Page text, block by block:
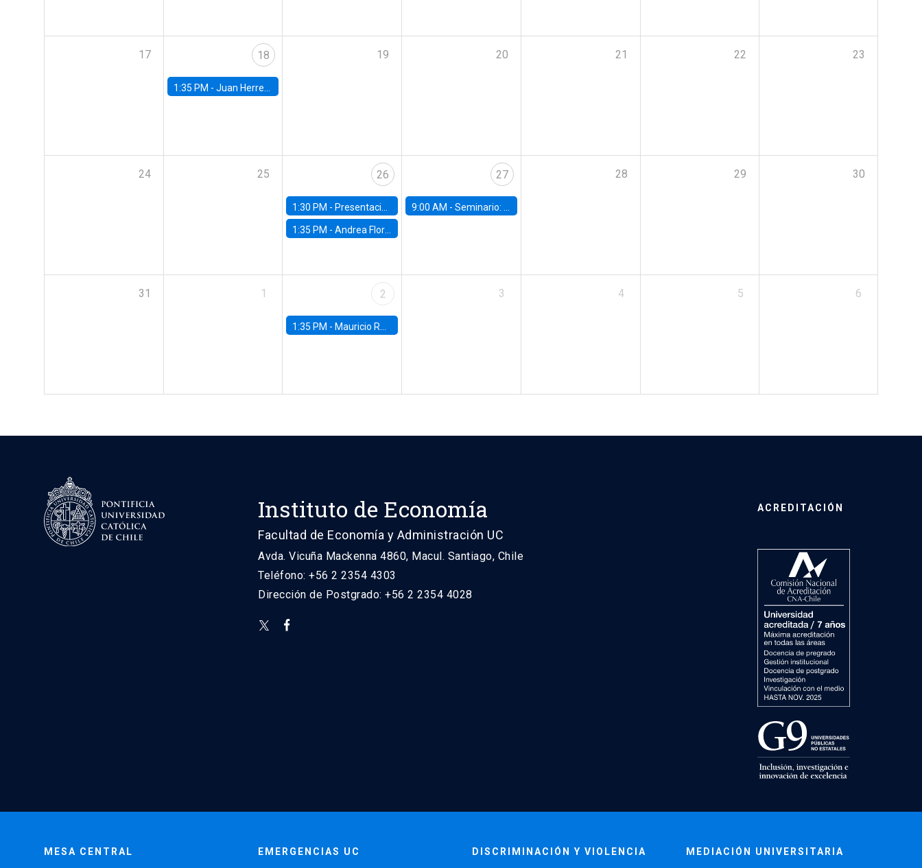
17 18
1:35 PM - Juan Herreño, UC San Diego
19 20 21 22 23
24 25 26
1:30 PM - Presentación del IPoM en la Facultad de Economía y Administración UC
1:35 PM -Andrea Flores, FGV - Brasil
27
9:00 AM -Seminario: "Un futuro compartido: La urgencia de actuar contra el cambio climático"
28 29 30
31 1 2
1:35 PM - Mauricio Romero, ITAM
3 4 5 6
Instituto de Economía
Facultad de Economía y Administración UC
Avda. Vicuña Mackenna 4860, Macul. Santiago, Chile
Teléfono: +56 2 2354 4303
Dirección de Postgrado: +56 2 2354 4028
ACREDITACIÓN
MESA CENTRAL EMERGENCIAS UC DISCRIMINACIÓN Y VIOLENCIA MEDIACIÓN UNIVERSITARIA